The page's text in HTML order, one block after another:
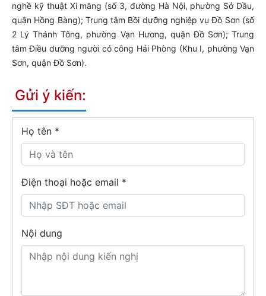
nghề kỹ thuật Xi măng (số 3, đường Hà Nội, phường Sở Dầu,
quận Hồng Bàng); Trung tâm Bồi dưỡng nghiệp vụ Đồ Sơn (số
2 Lý Thánh Tông, phường Vạn Hương, quận Đồ Sơn); Trung
tâm Điều dưỡng người có công Hải Phòng (Khu I, phường Vạn
Sơn, quận Đồ Sơn).
Gửi ý kiến:
Họ tên *
Điện thoại hoặc email *
Nội dung